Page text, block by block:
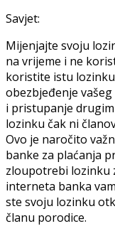
Savjet:
Mijenjajte svoju
na vrijeme i ne
koristite istu
obezbjeđenje
i pristupanje
lozinku čak ni
Ovo je naročito
banke za plaćanja
zloupotrebi lozinku
interneta banka
ste svoju lozinku
članu porodice.